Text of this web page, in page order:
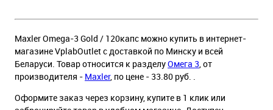
Maxler Omega-3 Gold / 120капс можно купить в интернет-
магазине VplabOutlet с доставкой по Минску и всей
Беларуси. Товар относится к разделуОмега 3, от
производителя - Maxler, по цене - 33.80 руб. .
Оформите заказ через корзину, купите в 1 клик или